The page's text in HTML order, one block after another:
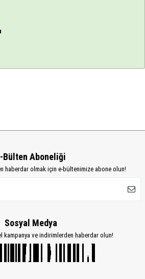
Bülten Aboneliği
haberdar olmak için e-bültenimize abone olun!
Sosyal Medya
kampanya ve indirimlerden haberdar olun!